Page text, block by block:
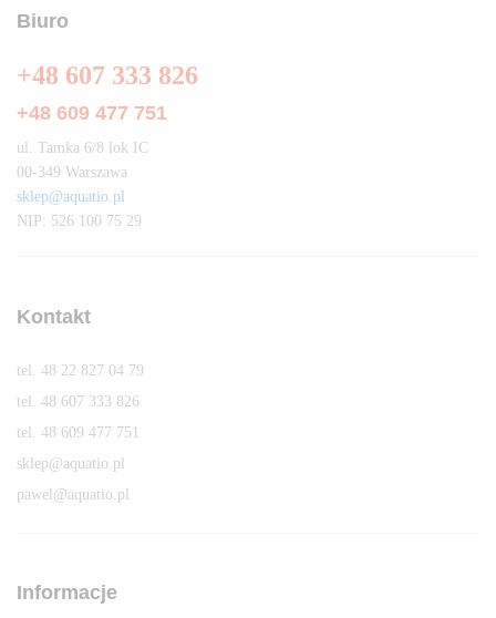
Biuro
+48 607 333 826
+48 609 477 751
ul. Tamka 6/8 lok IC
00-349 Warszawa
sklep@aquatio.pl
NIP: 526 100 75 29
Kontakt
tel. 48 22 827 04 79
tel. 48 607 333 826
tel. 48 609 477 751
sklep@aquatio.pl
pawel@aquatio.pl
Informacje